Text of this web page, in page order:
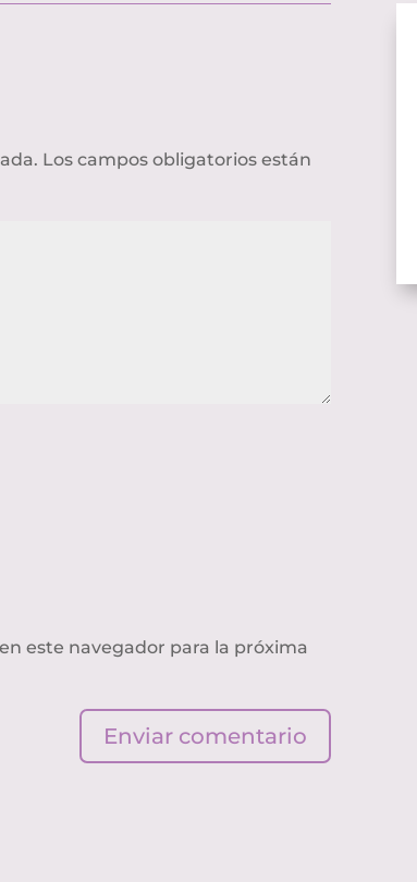
Los campos obligatorios están
este navegador para la próxima
Enviar comentario